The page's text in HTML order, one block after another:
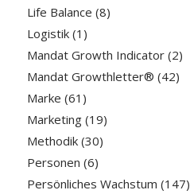
Life Balance (8)
Logistik(1)
Mandat Growth Indicator(2)
Mandat Growthletter® (42)
Marke (61)
Marketing(19)
Methodik(30)
Personen (6)
Persönliches Wachstum (147)